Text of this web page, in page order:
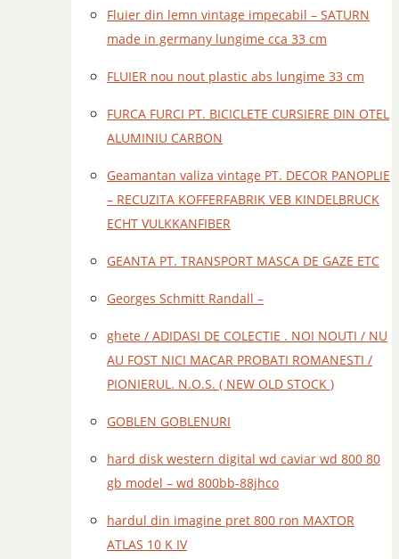
Fluier din lemn vintage impecabil – SATURN
made in germany lungime cca 33 cm
FLUIER nou nout plastic abs lungime 33 cm
FURCA FURCI PT. BICICLETE CURSIERE DIN OTEL
ALUMINIU CARBON
Geamantan valiza vintage PT. DECOR PANOPLIE
– RECUZITA KOFFERFABRIK VEB KINDELBRUCK
ECHT VULKKANFIBER
GEANTA PT. TRANSPORT MASCA DE GAZE ETC
Georges Schmitt Randall –
ghete / ADIDASI DE COLECTIE . NOI NOUTI / NU
AU FOST NICI MACAR PROBATI ROMANESTI /
PIONIERUL. N.O.S. ( NEW OLD STOCK )
GOBLEN GOBLENURI
hard disk western digital wd caviar wd 800 80
gb model – wd 800bb-88jhco
hardul din imagine pret 800 ron MAXTOR
ATLAS 10 K IV